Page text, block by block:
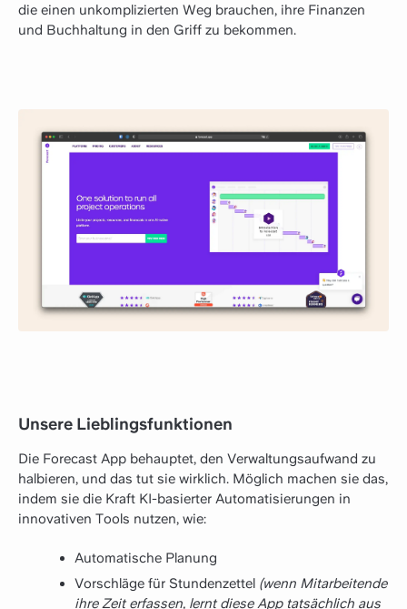
die einen unkomplizierten Weg brauchen, ihre Finanzen
und Buchhaltung in den Griff zu bekommen.
Unsere Lieblingsfunktionen
Die Forecast App behauptet, den Verwaltungsaufwand zu
halbieren, und das tut sie wirklich. Möglich machen sie das,
indem sie die Kraft KI-basierter Automatisierungen in
innovativen Tools nutzen, wie:
Automatische Planung
Vorschläge für Stundenzettel (wenn Mitarbeitende
ihre Zeit erfassen, lernt diese App tatsächlich aus